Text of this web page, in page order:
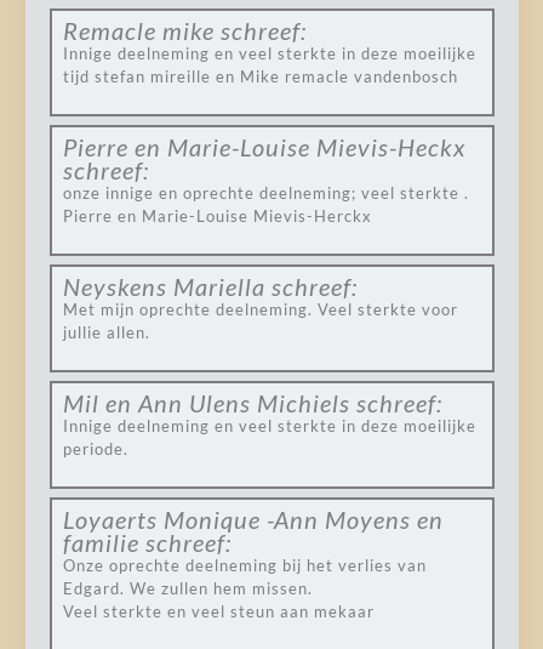
Remacle mike schreef:
Innige deelneming en veel sterkte in deze moeilijke
tijd stefan mireille en Mike remacle vandenbosch
Pierre en Marie-Louise Mievis-Heckx
schreef:
onze innige en oprechte deelneming; veel sterkte .
Pierre en Marie-Louise Mievis-Herckx
Neyskens Mariella schreef:
Met mijn oprechte deelneming. Veel sterkte voor
jullie allen.
Mil en Ann Ulens Michiels schreef:
Innige deelneming en veel sterkte in deze moeilijke
periode.
Loyaerts Monique -Ann Moyens en
familie schreef:
Onze oprechte deelneming bij het verlies van
Edgard. We zullen hem missen.
Veel sterkte en veel steun aan mekaar